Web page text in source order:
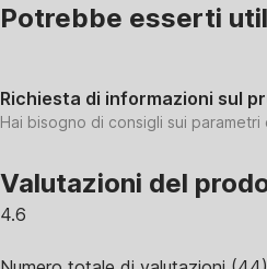
Potrebbe esserti
Richiesta di informazioni sul
Hai bisogno di consigli sui parametri
Valutazioni del
4.6